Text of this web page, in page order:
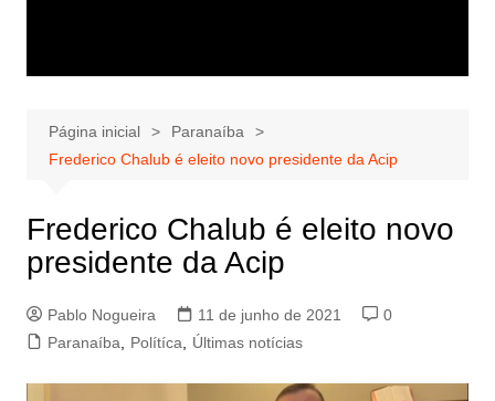
Página inicial
Paranaíba
Frederico Chalub é eleito novo presidente da Acip
Frederico Chalub é eleito novo
presidente da Acip
Pablo Nogueira 11 de junho de 2021
0
Paranaíba
Polítíca Últimas notícias